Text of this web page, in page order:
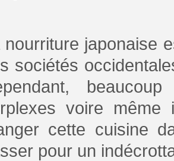
nourriture japonaise
sociétés
voire
cette cuisine
pour un